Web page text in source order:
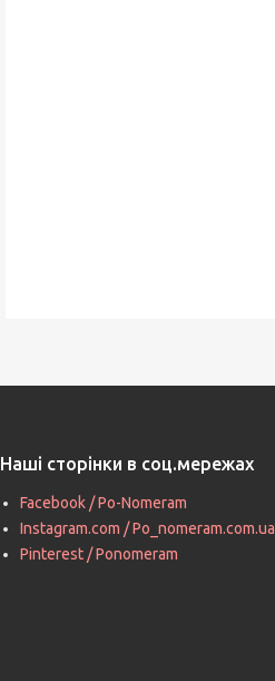
Наші сторінки в соц.мережах
Facebook / Po-Nomeram
Instagram.com / Po_nomeram.com.ua
Pinterest / Ponomeram